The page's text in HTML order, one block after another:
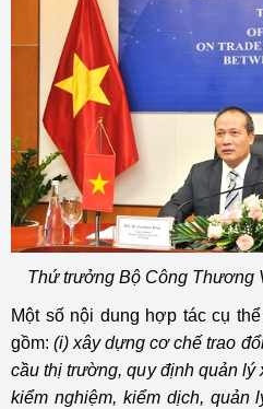
Thứ trưởng Bộ Công Thương
Một số nội dung hợp tác cụ
gồm:(i) xây dựng cơ chế trao
cầu thị trường, quy định quản lý
kiểm nghiệm, kiểm dịch, quản